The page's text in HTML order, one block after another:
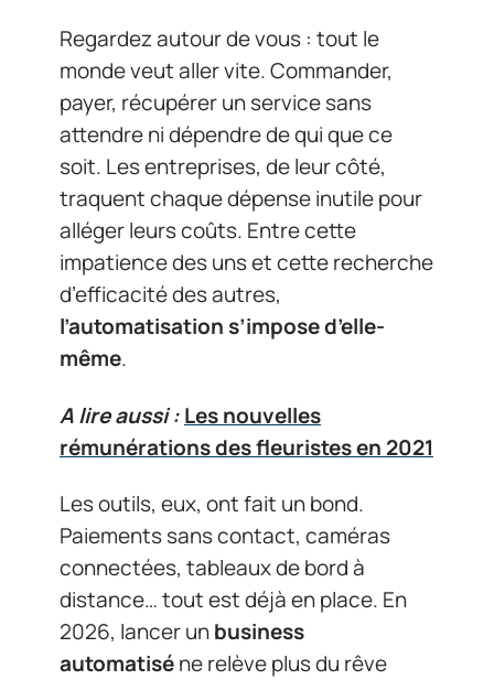
Regardez autour de vous : tout le
monde veut aller vite. Commander,
payer, récupérer un service sans
attendre ni dépendre de qui que ce
soit. Les entreprises, de leur côté,
traquent chaque dépense inutile pour
alléger leurs coûts. Entre cette
impatience des uns et cette recherche
d’efficacité des autres,
l’automatisation s’impose d’elle-
même.
A lire aussi :Les nouvelles
rémunérations des fleuristes en 2021
Les outils, eux, ont fait un bond.
Paiements sans contact, caméras
connectées, tableaux de bord à
distance… tout est déjà en place. En
2026, lancer unbusiness
automatiséne relève plus du rêve